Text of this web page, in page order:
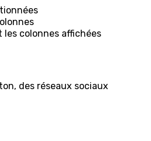
colonnes affichées
des réseaux sociaux